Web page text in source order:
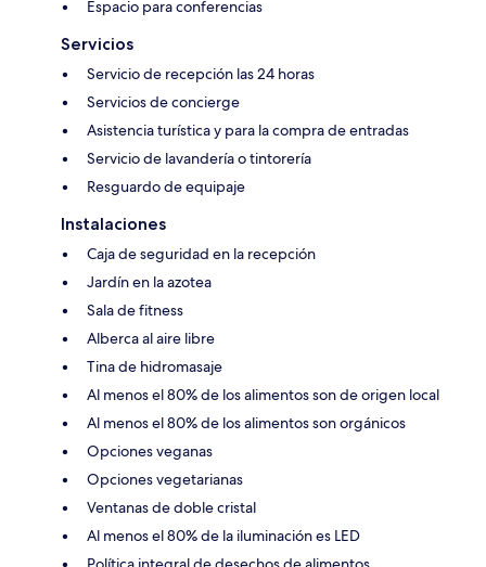
Espacio para conferencias
Servicios
Servicio de recepción las 24 horas
Servicios de concierge
Asistencia turística y para la compra de entradas
Servicio de lavandería o tintorería
Resguardo de equipaje
Instalaciones
Caja de seguridad en la recepción
Jardín en la azotea
Sala de fitness
Alberca al aire libre
Tina de hidromasaje
Al menos el 80% de los alimentos son de origen local
Al menos el 80% de los alimentos son orgánicos
Opciones veganas
Opciones vegetarianas
Ventanas de doble cristal
Al menos el 80% de la iluminación es LED